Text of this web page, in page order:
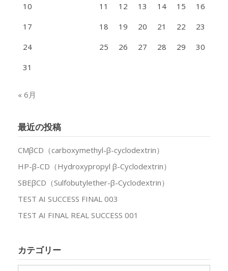
10
11 12 13 14 15
16
17
18 19 20 21 22
23
24
25 26 27 28 29
30
31
« 6月
最近の投稿
CMβCD（carboxymethyl-β-cyclodextrin）
HP-β-CD（Hydroxypropyl β-Cyclodextrin）
SBEβCD（Sulfobutylether-β-Cyclodextrin）
TEST AI SUCCESS FINAL 003
TEST AI FINAL REAL SUCCESS 001
カテゴリー